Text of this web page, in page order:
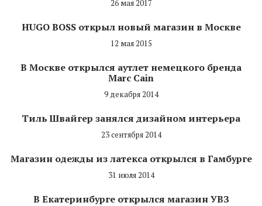
26 мая 2017
HUGO BOSS открыл новый магазин в Москве
12 мая 2015
В Москве открылся аутлет немецкого бренда
Marc Cain
9 декабря 2014
Тиль Швайгер занялся дизайном интерьера
23 сентября 2014
Магазин одежды из латекса открылся в Гамбурге
31 июля 2014
В Екатеринбурге открылся магазин УВЗ